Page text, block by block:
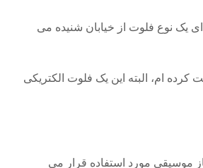
یک نوع فلوت از خیابان شنیده می
ام، البته این یک فلوت الکتریکی
یک ساز موسیقی مورد استفاده قرار می